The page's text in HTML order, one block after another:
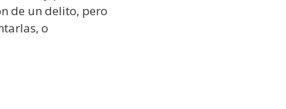
de un delito, pero
o